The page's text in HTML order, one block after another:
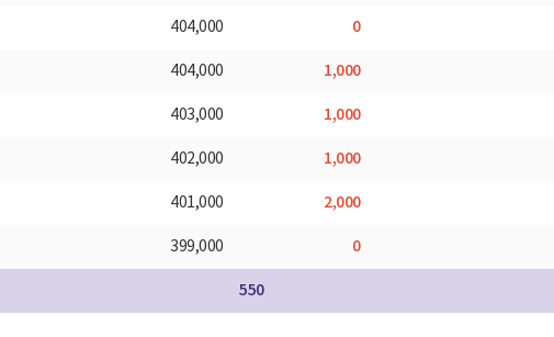
404,000 0
404,000 1,000
403,000 1,000
402,000 1,000
401,000 2,000
399,000 0
550